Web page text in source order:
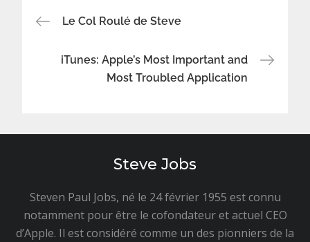
Navigation
de
Le Col Roulé de Steve
iTunes: Apple’s Most Important and
Most Troubled Application
Steve Jobs
Steven Paul Jobs, né le 24 février 1955 est connu
notamment pour être le cofondateur et actuel CEO
d’Apple. Il est considéré comme un des pionniers de la